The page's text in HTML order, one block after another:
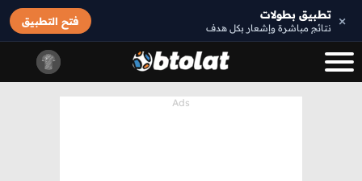
× تطبيق بطولات
نتائج مباشرة وإشعار بكل هدف
فتح التطبيق